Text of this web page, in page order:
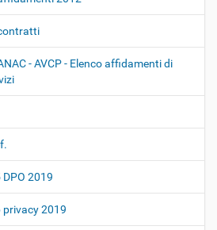
- AVCP - Elenco affidamenti di
2019
privacy 2019